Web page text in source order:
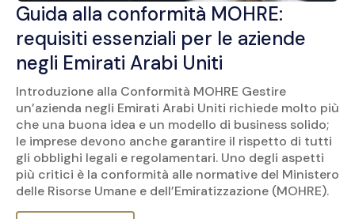
Guida alla conformità MOHRE:
requisiti essenziali per le aziende
negli Emirati Arabi Uniti
Introduzione alla Conformità MOHRE Gestire
un’azienda negli Emirati Arabi Uniti richiede molto più
che una buona idea e un modello di business solido;
le imprese devono anche garantire il rispetto di tutti
gli obblighi legali e regolamentari. Uno degli aspetti
più critici è la conformità alle normative del Ministero
delle Risorse Umane e dell’Emiratizzazione (MOHRE).